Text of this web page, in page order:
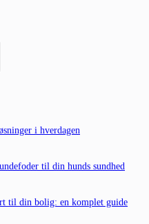
i hverdagen
til din hunds sundhed
til din bolig: en komplet guide